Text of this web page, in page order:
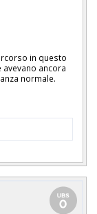
in questo
avevano ancora
normale.